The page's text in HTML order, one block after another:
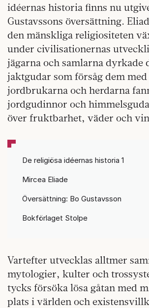
idéernas historia finns nu
Gustavssons översättning.
den mänskliga religiositeten
under civilisationernas
jägarna och samlarna dyrkade
jaktgudar som försåg dem
jordbrukarna och herdarna
jordgudinnor och
över fruktbarhet, väder och
De religiösa idéernas historia 1
Mircea Eliade
Översättning: Bo Gustavsson
Bokförlaget Stolpe
Vartefter utvecklas alltmer
mytologier, kulter och
tycks försöka lösa gåtan med
plats i världen och